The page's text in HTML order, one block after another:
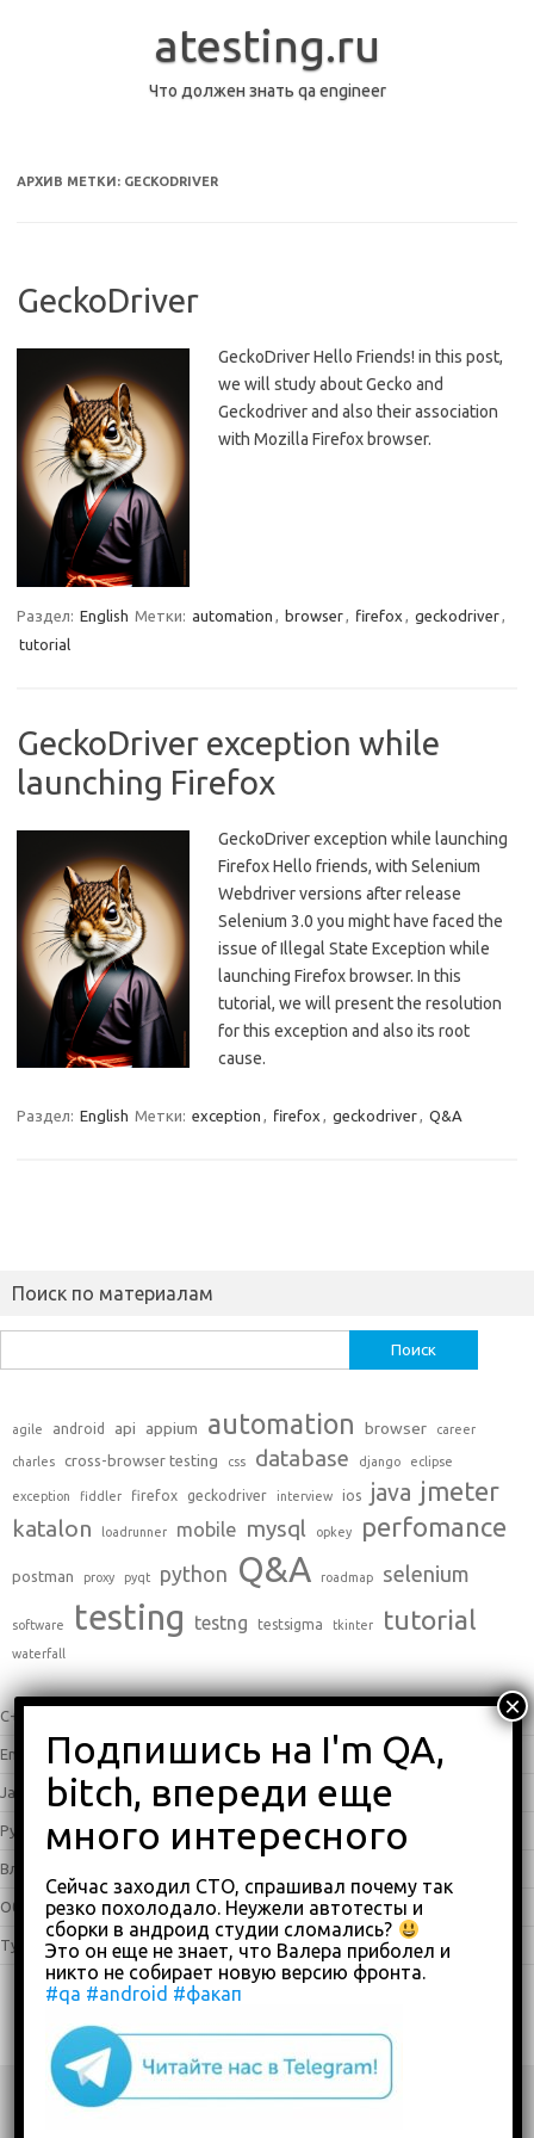
atesting.ru
Что должен знать qa engineer
АРХИВ МЕТКИ: GECKODRIVER
GeckoDriver
GeckoDriver Hello Friends! in this post,
we will study about Gecko and
Geckodriver and also their association
with Mozilla Firefox browser.
Раздел: English Метки: automation browser firefox geckodriver
tutorial
GeckoDriver exception while
launching Firefox
GeckoDriver exception while launching
Firefox Hello friends, with Selenium
Webdriver versions after release
Selenium 3.0 you might have faced the
issue of Illegal State Exception while
launching Firefox browser. In this
tutorial, we will present the resolution
for this exception and also its root
cause.
Раздел: English Метки: exception firefox geckodriver Q&A
Поиск по материалам
agile android api appium automation browser career
charles cross-browser testing css database django eclipse
exception fiddler firefox geckodriver interview ios java jmeter
katalon loadrunner mobile mysql opkey perfomance
postman proxy pyqt python Q&A roadmap selenium
software testing testng testsigma tkinter tutorial
waterfall
C++
English (338)
Java (25)
Python(16)
Влоги
Обзоры(875)
Туториалы (23)
Copyright 2018-2023
Сейчас заходил СТО, спрашивал почему так
резко похолодало. Неужели автотесты и
сборки в андроид студии сломались?
Это он еще не знает, что Валера приболел и
никто не собирает новую версию фронта.
#qa #android #факап